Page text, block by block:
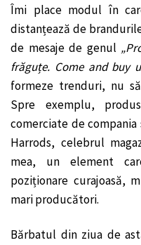
Îmi place modul în
distanțează de
de mesaje de genul
frăguțe. Come and buy
formeze trenduri, nu
Spre exemplu,
comerciate de
Harrods, celebrul
mea, un element
poziționare curajoasă,
mari producători.
Bărbatul din ziua de